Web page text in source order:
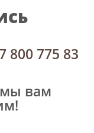
800 775 83
вам